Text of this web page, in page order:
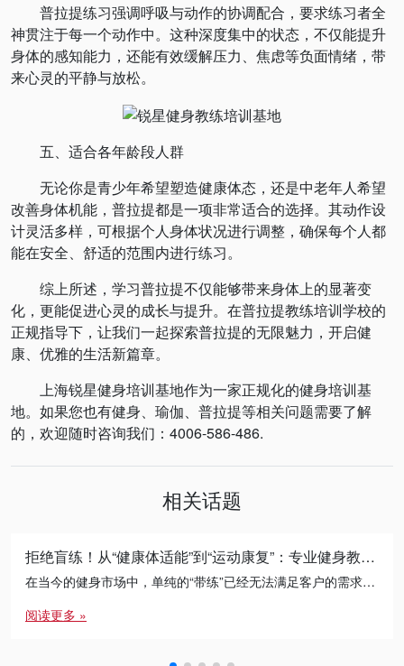
普拉提练习强调呼吸与动作的协调配合，要求练习者全
神贯注于每一个动作中。这种深度集中的状态，不仅能提升
身体的感知能力，还能有效缓解压力、焦虑等负面情绪，带
来心灵的平静与放松。
五、适合各年龄段人群
无论你是青少年希望塑造健康体态，还是中老年人希望
改善身体机能，普拉提都是一项非常适合的选择。其动作设
计灵活多样，可根据个人身体状况进行调整，确保每个人都
能在安全、舒适的范围内进行练习。
综上所述，学习普拉提不仅能够带来身体上的显著变
化，更能促进心灵的成长与提升。在普拉提教练培训学校的
正规指导下，让我们一起探索普拉提的无限魅力，开启健
康、优雅的生活新篇章。
上海锐星健身培训基地作为一家正规化的健身培训基
地。如果您也有健身、瑜伽、普拉提等相关问题需要了解
的，欢迎随时咨询我们：4006-586-486.
相关话题
拒绝盲练！从“健康体适能”到“运动康复”：专业健身教练的必修进阶之路
在当今的健身市场中，单纯的“带练”已经无法满足客户的需求。无论是减脂瓶颈期的突破，还是针对久坐人群的体态矫正， […]
阅读更多 »